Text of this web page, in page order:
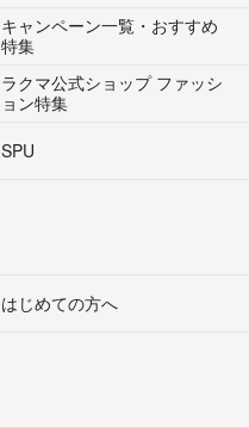
キャンペーン一覧・おすすめ
特集
ラクマ公式ショップ ファッシ
ョン特集
SPU
はじめての方へ